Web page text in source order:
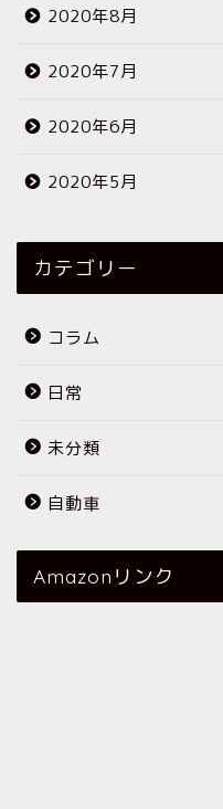
2020年8月
2020年7月
2020年6月
2020年5月
カテゴリー
コラム
日常
未分類
自動車
Amazonリンク